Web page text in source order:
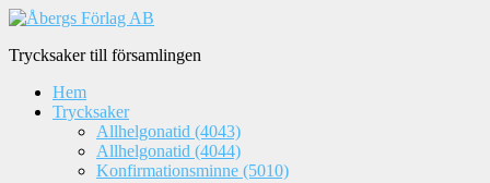
Trycksaker till församlingen
Hem
Trycksaker
Allhelgonatid (4043)
Allhelgonatid (4044)
Konfirmationsminne (5010)